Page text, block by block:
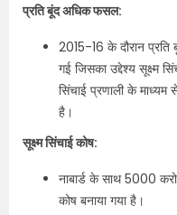
प्रति बूंद अधिक फसल:
2015-16 के दौरान
गई जिसका उद्देश्य सूक्ष्म
सिंचाई प्रणाली के माध्यम
है।
सूक्ष्म सिंचाई कोष:
नाबार्ड के साथ 5000
कोष बनाया गया है।